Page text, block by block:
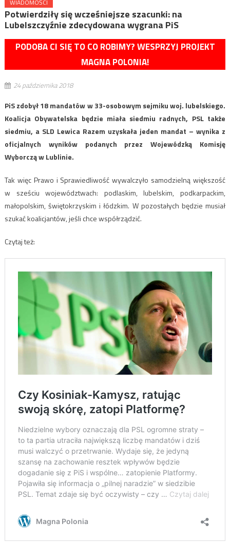
WIADOMOŚCI
Potwierdziły się wcześniejsze szacunki: na
Lubelszczyźnie zdecydowana wygrana PiS
PODOBA CI SIĘ TO CO ROBIMY? WESPRZYJ PROJEKT
MAGNA POLONIA!
24 października 2018
PiS zdobył 18 mandatów w 33-osobowym sejmiku woj. lubelskiego.
Koalicja Obywatelska będzie miała siedmiu radnych, PSL także
siedmiu, a SLD Lewica Razem uzyskała jeden mandat – wynika z
oficjalnych wyników podanych przez Wojewódzką Komisję
Wyborczą w Lublinie.
Tak więc Prawo i Sprawiedliwość wywalczyło samodzielną większość
w sześciu województwach: podlaskim, lubelskim, podkarpackim,
małopolskim, świętokrzyskim i łódzkim. W pozostałych będzie musiał
szukać koalicjantów, jeśli chce współrządzić.
Czytaj też: